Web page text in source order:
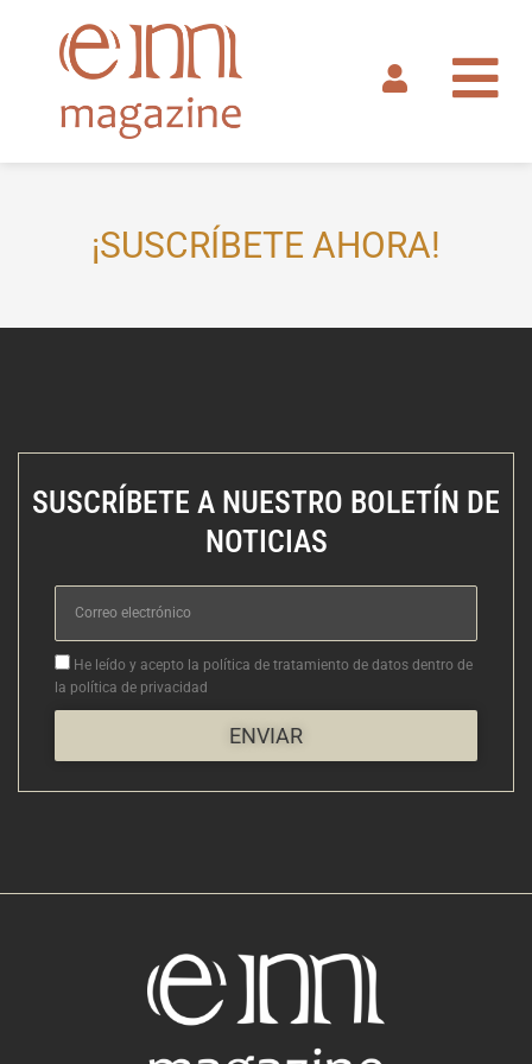
contenido
¡SUSCRÍBETE AHORA!
SUSCRÍBETE A NUESTRO BOLETÍN DE
NOTICIAS
Correo
electrónico
Aceptacion
He leído y acepto la política de tratamiento de datos dentro de
la política de privacidad
ENVIAR